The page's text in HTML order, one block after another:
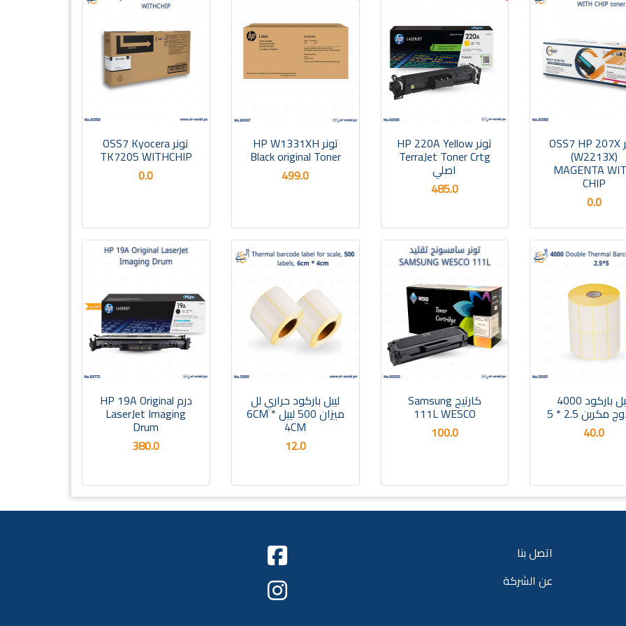
تونر OSS7 HP 207X
(W2213X)
MAGENTA
CHIP
0.0
تونر HP 220A Yellow
TerraJet Toner Crtg
اصلي
485.0
تونر HP W1331XH
Black original Toner
499.0
تونر OSS7 Kyocera
TK7205 WITHCHIP
0.0
ليبل باركود 4000
مكربن 2.5 * 5
40.0
كارتيج Samsung
111L WESCO
100.0
ليبل باركود حراري لل
ميزان 500 ليبل 6CM *
4CM
12.0
درم HP 19A Original
LaserJet Imaging
Drum
380.0
اتصل بنا
عن الشركة